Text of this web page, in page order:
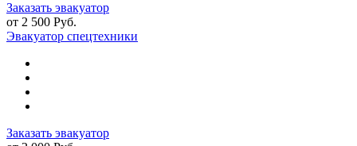
Заказать эвакуатор
от 2 500 Руб.
Эвакуатор спецтехники
Заказать эвакуатор